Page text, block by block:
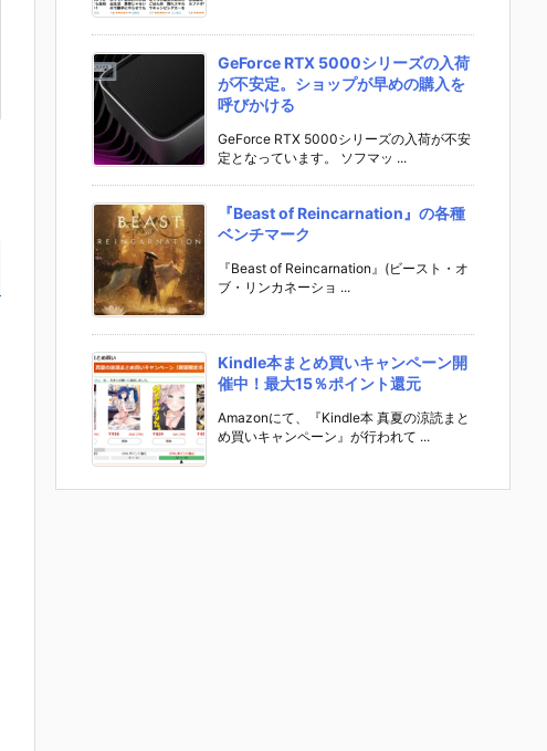
GeForce RTX 5000シリーズの入荷
が不安定。ショップが早めの購入を
呼びかける
GeForce RTX 5000シリーズの入荷が不安
定となっています。 ソフマッ ...
『Beast of Reincarnation』の各種
ベンチマーク
『Beast of Reincarnation』(ビースト・オ
ブ・リンカネーショ ...
Kindle本まとめ買いキャンペーン開
催中！最大15％ポイント還元
Amazonにて、『Kindle本 真夏の涼読まと
め買いキャンペーン』が行われて ...